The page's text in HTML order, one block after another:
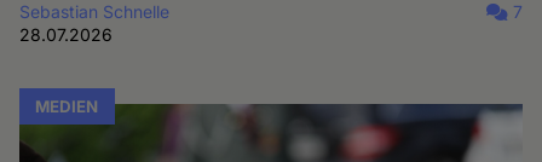
Sebastian Schnelle
28.07.2026
7
MEDIEN